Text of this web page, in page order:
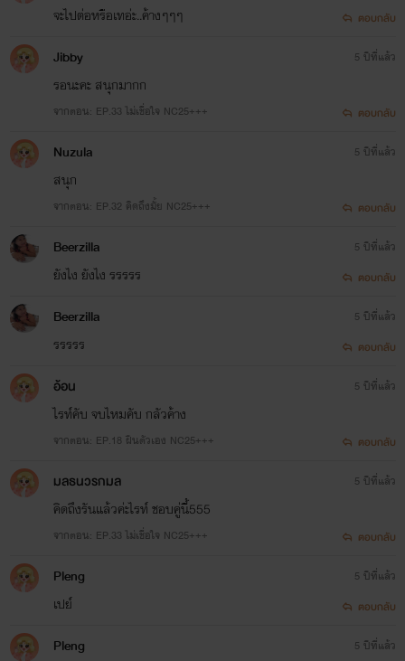
จะไปต่อหรือเทอ่ะ..ค้างๆๆๆ
ตอบกลับ
Jibby
รอนะคะ สนุกมากก
จากตอน: EP.33 ไม่เชื่อใจ NC25+++
5 ปีที่แล้ว
ตอบกลับ
Nuzula
สนุก
จากตอน: EP.32 คิดถึงมั้ย NC25+++
5 ปีที่แล้ว
ตอบกลับ
Beerzilla
ยังไง ยังไง รรรรร
5 ปีที่แล้ว
ตอบกลับ
Beerzilla
รรรรร
5 ปีที่แล้ว
ตอบกลับ
อ้อน
ไรท์คับ จบไหมคับ กลัวค้าง
จากตอน: EP.18 ฝืนตัวเอง NC25+++
5 ปีที่แล้ว
ตอบกลับ
มลธนวรกมล
คิดถึงรันแล้วค่ะไรท์ ชอบคู่นี้555
จากตอน: EP.33 ไม่เชื่อใจ NC25+++
5 ปีที่แล้ว
ตอบกลับ
Pleng
เปย์
5 ปีที่แล้ว
ตอบกลับ
Pleng 5 ปีที่แล้ว